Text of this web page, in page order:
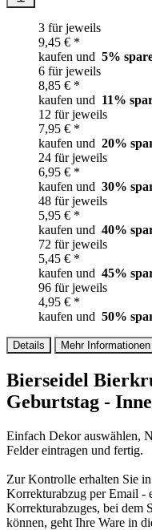
3 für jeweils
9,45 € *
kaufen und 5%
6 für jeweils
8,85 € *
kaufen und 11%
12 für jeweils
7,95 € *
kaufen und 20%
24 für jeweils
6,95 € *
kaufen und 30%
48 für jeweils
5,95 € *
kaufen und 40%
72 für jeweils
5,45 € *
kaufen und 45%
96 für jeweils
4,95 € *
kaufen und 50%
Details Mehr Informationen
Bierseidel
Geburtstag -
Einfach Dekor auswählen,
Felder eintragen und fertig.
Zur Kontrolle erhalten Sie
Korrekturabzug per Email -
Korrekturabzuges, bei dem
können, geht Ihre Ware in